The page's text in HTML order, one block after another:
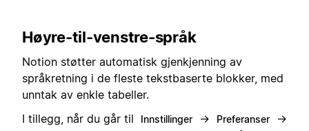
Høyre-til-venstre-språk
Notion støtter automatisk gjenkjenning av
språkretning i de fleste tekstbaserte blokker, med
unntak av enkle tabeller.
I tillegg, når du går til
Innstillinger → Preferanser →